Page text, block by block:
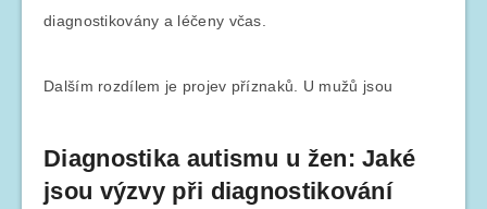
diagnostikovány a léčeny včas.
Dalším rozdílem je projev příznaků. U mužů jsou
Diagnostika autismu u žen: Jaké
jsou výzvy při diagnostikování